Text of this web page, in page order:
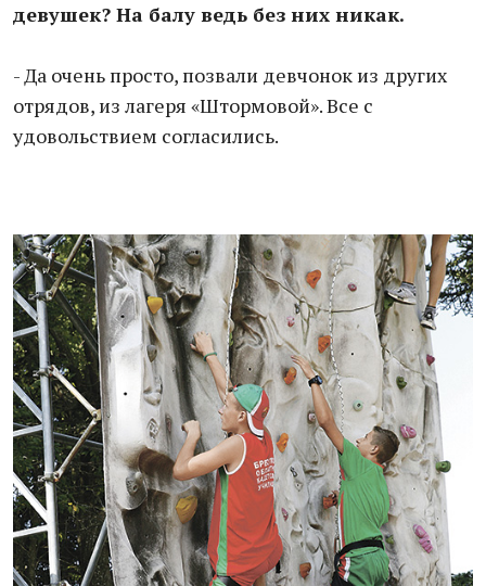
девушек? На балу ведь без них никак.
- Да очень просто, позвали девчонок из других
отрядов, из лагеря «Штормовой». Все с
удовольствием согласились.